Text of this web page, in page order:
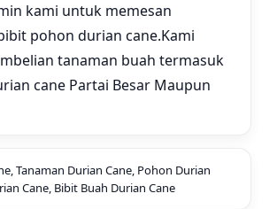
kami untuk memesan
pohon durian cane.Kami
tanaman buah termasuk
cane Partai Besar Maupun
Tanaman Durian Cane, Pohon Durian
Cane, Bibit Buah Durian Cane